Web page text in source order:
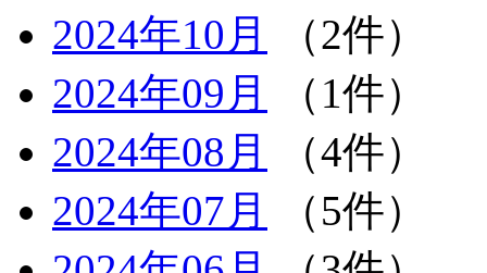
2024年10月
（2件）
2024年09月
（1件）
2024年08月
（4件）
2024年07月
（5件）